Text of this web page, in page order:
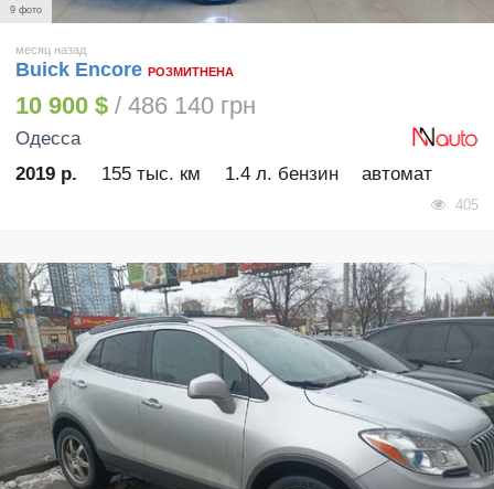
9 фото
месяц назад
Buick Encore РОЗМИТНЕНА
10 900 $ / 486 140 грн
Одесса
2019 р.
155 тыс. км 1.4 л. бензин автомат
405